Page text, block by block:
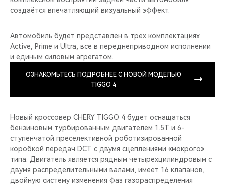
создаётся впечатляющий визуальный эффект.
Автомобиль будет представлен в трех комплектациях
Active, Prime и Ultra, все в переднеприводном исполнении
и единым силовым агрегатом.
ОЗНАКОМЬТЕСЬ ПОДРОБНЕЕ C НОВОЙ МОДЕЛЬЮ
TIGGO 4
Новый кроссовер CHERY TIGGO 4 будет оснащаться
бензиновым турбированным двигателем 1.5T и 6-
ступенчатой преселективной роботизированной
коробкой передач DCT с двумя сцеплениями «мокрого»
типа. Двигатель является рядным четырехцилиндровым с
двумя распределительными валами, имеет 16 клапанов,
двойную систему изменения фаз газораспределения